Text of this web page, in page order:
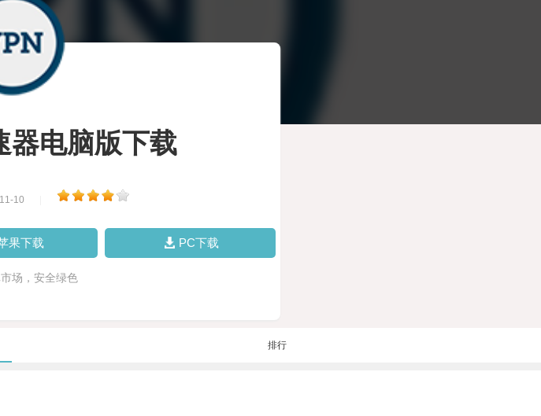
器电脑版下载
10
果下载 PC下载
场，安全绿色
排行